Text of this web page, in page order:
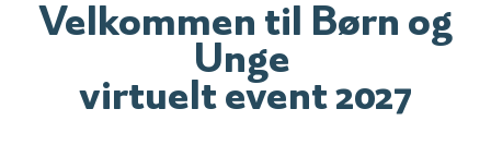
Velkommen til Børn og
Unge
virtuelt event 2027